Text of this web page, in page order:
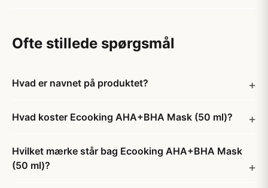
Ofte stillede spørgsmål
Hvad er navnet på produktet?
Hvad koster Ecooking AHA+BHA Mask (50 ml)?
Hvilket mærke står bag Ecooking AHA+BHA Mask
(50 ml)?